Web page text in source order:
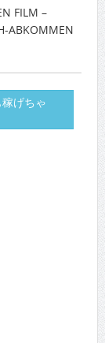
FILM –
ABKOMMEN
げちゃ